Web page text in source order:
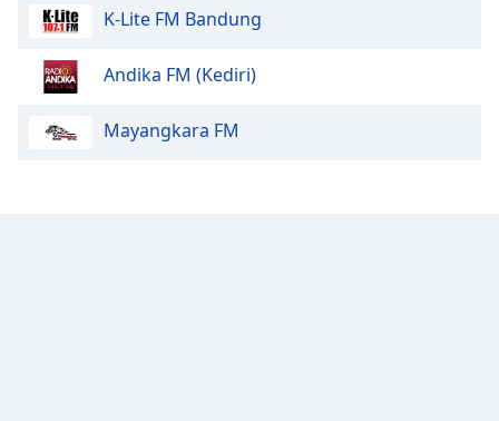
dialog
window.
K-Lite FM Bandung
Andika FM (Kediri)
Mayangkara FM